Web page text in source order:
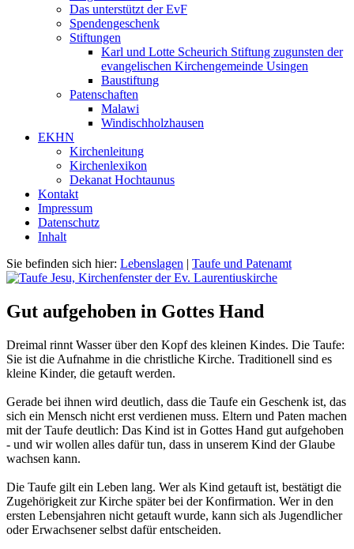
Das unterstützt der EvF
Spendengeschenk
Stiftungen
Karl und Lotte Scheurich Stiftung zugunsten der
evangelischen Kirchengemeinde Usingen
Baustiftung
Patenschaften
Malawi
Windischholzhausen
EKHN
Kirchenleitung
Kirchenlexikon
Dekanat Hochtaunus
Kontakt
Impressum
Datenschutz
Inhalt
Sie befinden sich hier: Lebenslagen | Taufe und Patenamt
Gut aufgehoben in Gottes Hand
Dreimal rinnt Wasser über den Kopf des kleinen Kindes. Die Taufe:
Sie ist die Aufnahme in die christliche Kirche. Traditionell sind es
kleine Kinder, die getauft werden.
Gerade bei ihnen wird deutlich, dass die Taufe ein Geschenk ist, das
sich ein Mensch nicht erst verdienen muss. Eltern und Paten machen
mit der Taufe deutlich: Das Kind ist in Gottes Hand gut aufgehoben
- und wir wollen alles dafür tun, dass in unserem Kind der Glaube
wachsen kann.
Die Taufe gilt ein Leben lang. Wer als Kind getauft ist, bestätigt die
Zugehörigkeit zur Kirche später bei der Konfirmation. Wer in den
ersten Lebensjahren nicht getauft wurde, kann sich als Jugendlicher
oder Erwachsener selbst dafür entscheiden.